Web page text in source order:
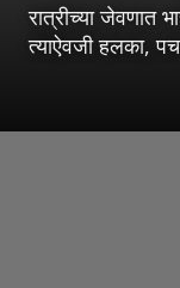
रात्रीच्या जेवणात
त्याऐवजी हलका,